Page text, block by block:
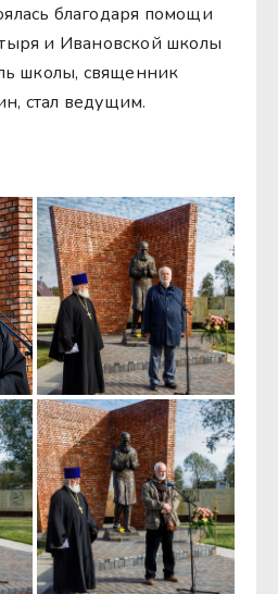
благодаря помощи
и Ивановской школы
школы, священник
стал ведущим.